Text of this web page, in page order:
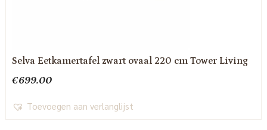
Selva Eetkamertafel zwart ovaal 220 cm Tower Living
€699.00
Toevoegen aan verlanglijst